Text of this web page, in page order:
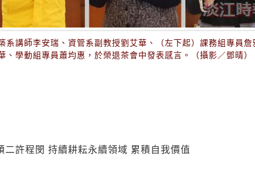
系講師李安瑞、資管系副教授劉艾華、（左下起）課務組專員
、學動組專員蕭均惠，於榮退茶會中發表感言。（攝影／鄧晴）
許程閔 持續耕耘永續領域 累積自我價值